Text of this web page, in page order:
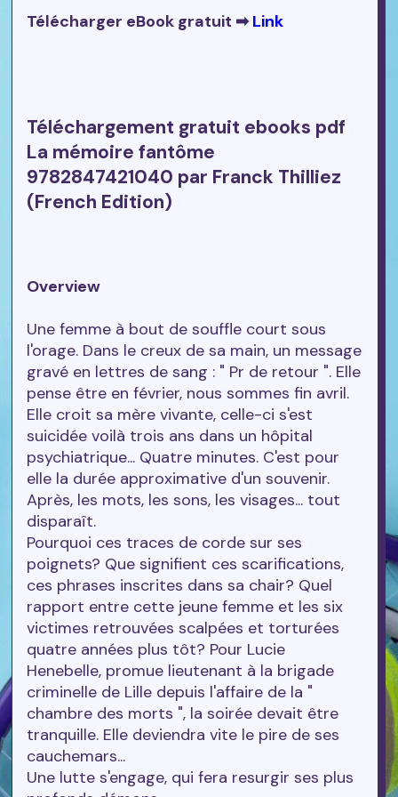
Télécharger eBook gratuit ➡Link
Téléchargement gratuit ebooks pdf
La mémoire fantôme
9782847421040 par Franck Thilliez
(French Edition)
Overview
Une femme à bout de souffle court sous
l'orage. Dans le creux de sa main, un message
gravé en lettres de sang : " Pr de retour ". Elle
pense être en février, nous sommes fin avril.
Elle croit sa mère vivante, celle-ci s'est
suicidée voilà trois ans dans un hôpital
psychiatrique... Quatre minutes. C'est pour
elle la durée approximative d'un souvenir.
Après, les mots, les sons, les visages... tout
disparaît.
Pourquoi ces traces de corde sur ses
poignets? Que signifient ces scarifications,
ces phrases inscrites dans sa chair? Quel
rapport entre cette jeune femme et les six
victimes retrouvées scalpées et torturées
quatre années plus tôt? Pour Lucie
Henebelle, promue lieutenant à la brigade
criminelle de Lille depuis l'affaire de la "
chambre des morts ", la soirée devait être
tranquille. Elle deviendra vite le pire de ses
cauchemars...
Une lutte s'engage, qui fera resurgir ses plus